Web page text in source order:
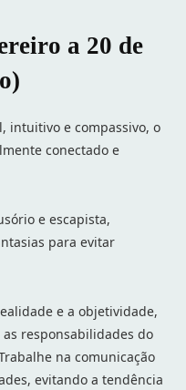
a 20 de
intuitivo e compassivo, o
conectado e
e escapista,
para evitar
e a objetividade,
responsabilidades do
na comunicação
evitando a tendência